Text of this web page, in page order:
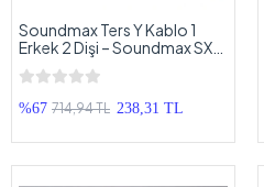
Soundmax Ters Y Kablo 1
Erkek 2 Dişi – Soundmax SX-
2F1M Ters Çatal Kablo - 2
Adet
%67 714,94 TL 238,31 TL